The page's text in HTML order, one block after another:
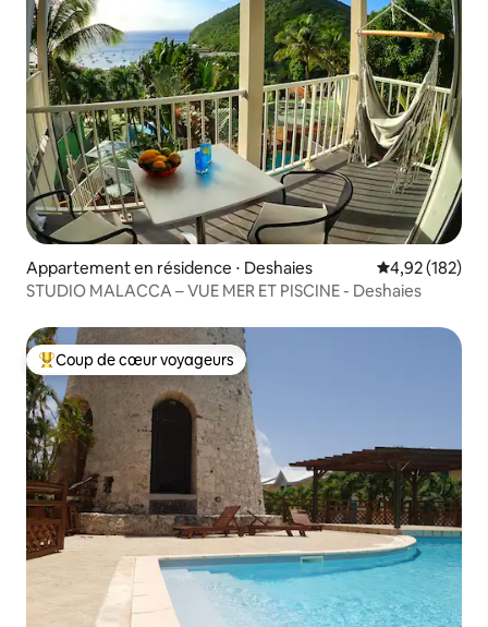
Appartement en résidence ⋅ Deshaies Évaluation
4,92 (182)
STUDIO MALACCA – VUE MER ET PISCINE - Deshaies
Coups de cœur voyageurs les plus appréciés
Coup de cœur voyageurs